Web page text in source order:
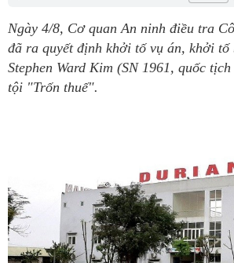
Ngày 4/8, Cơ quan An ninh điều tra
đã ra quyết định khởi tố vụ án, khởi
Stephen Ward Kim (SN 1961, quốc
tội "Trốn thuế".